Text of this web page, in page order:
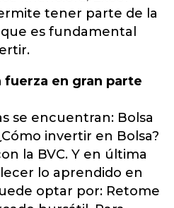
tener parte de la
es fundamental
en gran parte
se encuentran: Bolsa
invertir en Bolsa?
la BVC. Y en última
lo aprendido en
optar por: Retome